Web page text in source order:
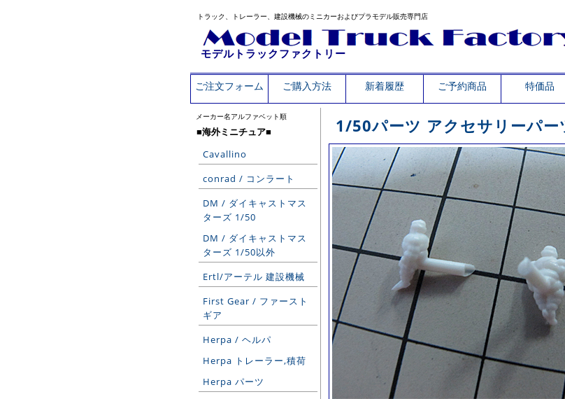
トラック、トレーラー、建設機械のミニカーおよびプラモデル販売専門店
モデルトラックファクトリー
ご注文フォーム ご購入方法 新着履歴 ご予約商品 特価品
メーカー名アルファベット順
■海外ミニチュア■
Cavallino
conrad / コンラート
DM / ダイキャストマス
ターズ 1/50
DM / ダイキャストマス
ターズ 1/50以外
Ertl/アーテル 建設機械
First Gear / ファースト
ギア
Herpa / ヘルパ
Herpa トレーラー,積荷
Herpa パーツ
1/50パーツ アクセサリーパー